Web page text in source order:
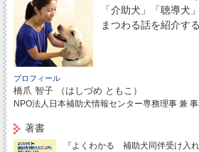
「介助犬」「聴導犬
まつわる話を紹介す
プロフィール
橋爪 智子 （はしづめ ともこ）
NPO法人日本補助犬情報センター専務理事 兼 事
著書
『よくわかる 補助犬同伴受け入